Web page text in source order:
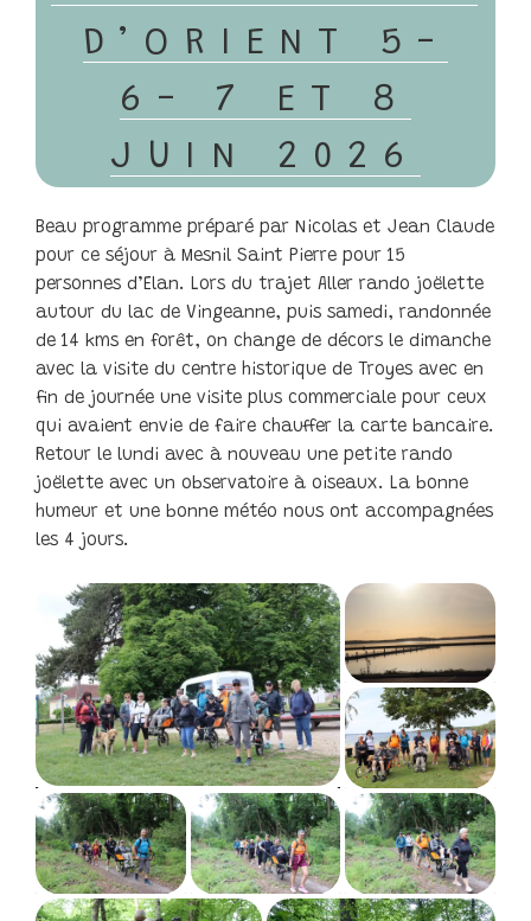
D’ORIENT 5-
6- 7 ET 8
JUIN 2026
Beau programme préparé par Nicolas et Jean Claude
pour ce séjour à Mesnil Saint Pierre pour 15
personnes d’Elan. Lors du trajet Aller rando joëlette
autour du lac de Vingeanne, puis samedi, randonnée
de 14 kms en forêt, on change de décors le dimanche
avec la visite du centre historique de Troyes avec en
fin de journée une visite plus commerciale pour ceux
qui avaient envie de faire chauffer la carte bancaire.
Retour le lundi avec à nouveau une petite rando
joëlette avec un observatoire à oiseaux. La bonne
humeur et une bonne météo nous ont accompagnées
les 4 jours.